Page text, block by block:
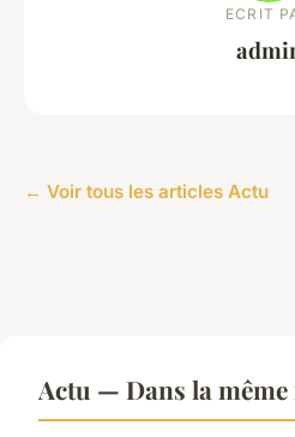
ECRIT
← Voir tous les articles Actu
Actu — Dans la